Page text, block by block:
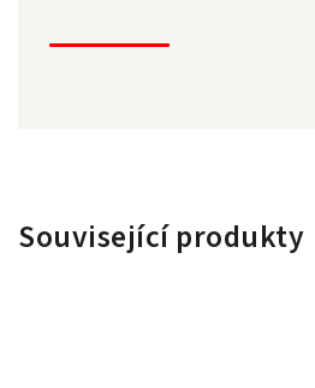
Související produkty